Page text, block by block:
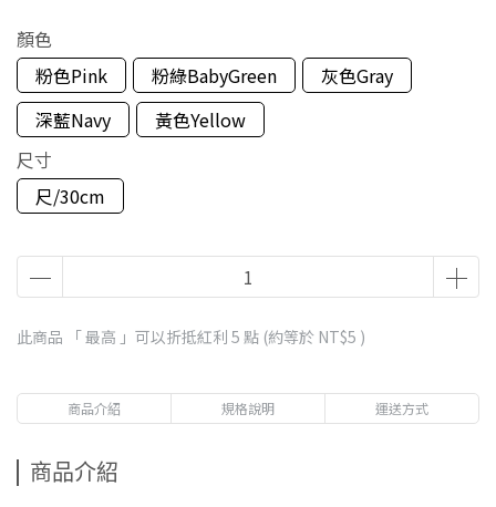
顏色
粉色Pink
粉綠BabyGreen
灰色Gray
深藍Navy
黃色Yellow
尺寸
尺/30cm
此商品 「 最高 」可以折抵紅利 5 點 (約等於 NT$5 )
商品介紹 規格說明 運送方式
商品介紹